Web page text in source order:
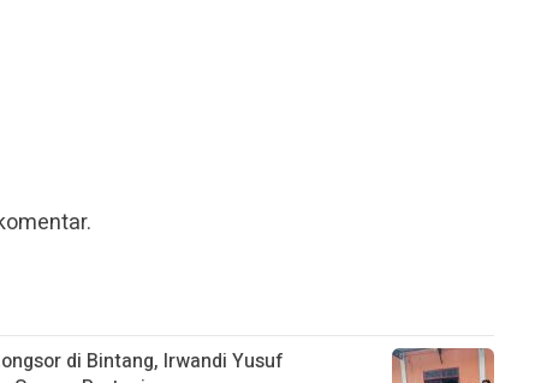
di Bintang, Irwandi Yusuf